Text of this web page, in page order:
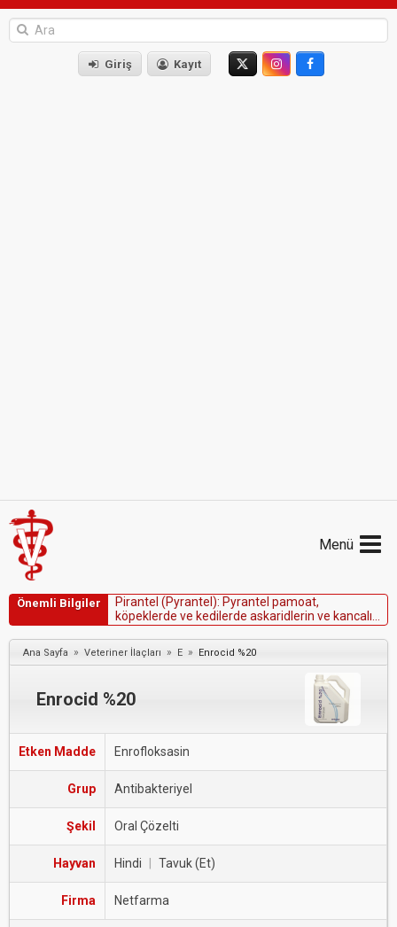
Giriş Kayıt
Menü
Önemli Bilgiler Pirante (Pyrante ): Pyrante pamoat,
köpekerde ve kedi erde askarid erin ve kanca ı
kurtlarınuzaklaştırılmasındakullanılır.
Ana Sayfa » Veteriner İlaçları » E » Enrocid %20
Enrocid %20
Etken Madde Enrofloksasin
Grup Antibakteriyel
Şekil Oral Çözelti
Hayvan Hindi Tavuk (Et)
Firma Netfarma